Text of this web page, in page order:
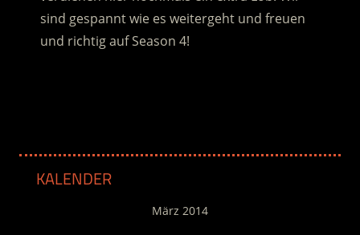
sind gespannt wie es weitergeht und freuen
und richtig auf Season 4!
KALENDER
März 2014